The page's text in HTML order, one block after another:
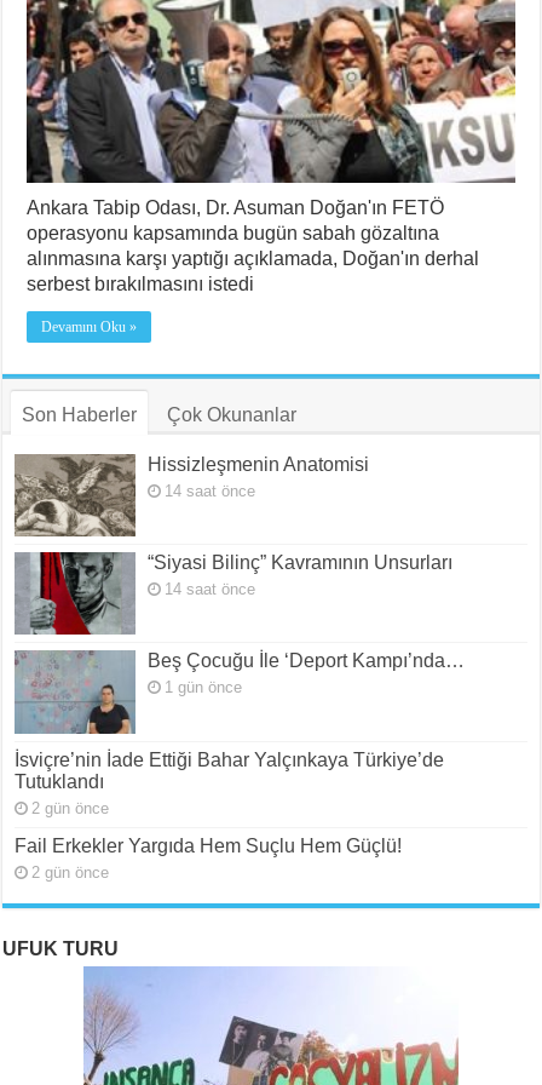
Ankara Tabip Odası, Dr. Asuman Doğan'ın FETÖ
operasyonu kapsamında bugün sabah gözaltına
alınmasına karşı yaptığı açıklamada, Doğan'ın derhal
serbest bırakılmasını istedi
Devamını Oku »
Son Haberler Çok Okunanlar
Hissizleşmenin Anatomisi
14 saat önce
“Siyasi Bilinç” Kavramının Unsurları
14 saat önce
Beş Çocuğu İle ‘Deport Kampı’nda…
1 gün önce
İsviçre’nin İade Ettiği Bahar Yalçınkaya Türkiye’de
Tutuklandı
2 gün önce
Fail Erkekler Yargıda Hem Suçlu Hem Güçlü!
2 gün önce
UFUK TURU